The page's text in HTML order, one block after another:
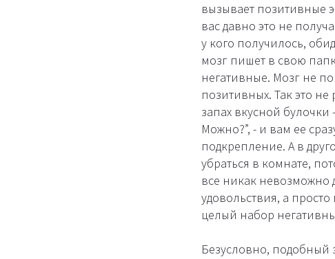
вызывает позитивные
вас давно это не
у кого получилось,
мозг пишет в свою
негативные. Мозг не
позитивных. Так это не
запах вкусной булочки
Можно?”, - и вам ее
подкрепление. А в
убраться в комнате,
все никак невозможно
удовольствия, а
целый набор
Безусловно, подобный